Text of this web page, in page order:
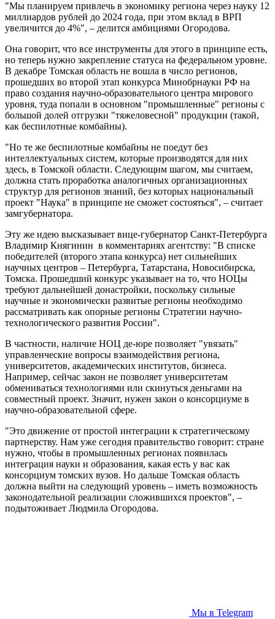
"Мы планируем привлечь в экономику региона через науку 12
миллиардов рублей до 2024 года, при этом вклад в ВРП
увеличится до 4%", – делится амбициями Огородова.
Она говорит, что все инструменты для этого в принципе есть,
но теперь нужно закрепление статуса на федеральном уровне.
В декабре Томская область не вошла в число регионов,
прошедших во второй этап конкурса Минобрнауки РФ на
право создания научно-образовательного центра мирового
уровня, туда попали в основном "промышленные" регионы с
большой долей отгрузки "тяжеловесной" продукции (такой,
как беспилотные комбайны).
"Но те же беспилотные комбайны не поедут без
интеллектуальных систем, которые производятся для них
здесь, в Томской области. Следующим шагом, мы считаем,
должна стать проработка аналогичных организационных
структур для регионов знаний, без которых национальный
проект "Наука" в принципе не сможет состояться", – считает
замгубернатора.
Эту же идею высказывает вице-губернатор Санкт-Петербурга
Владимир Княгинин в комментариях агентству: "В списке
победителей (второго этапа конкурса) нет сильнейших
научных центров – Петербурга, Татарстана, Новосибирска,
Томска. Прошедший конкурс указывает на то, что НОЦы
требуют дальнейшей донастройки, поскольку сильные
научные и экономически развитые регионы необходимо
рассматривать как опорные регионы Стратегии научно-
технологического развития России".
В частности, наличие НОЦ де-юре позволяет "увязать"
управленческие вопросы взаимодействия региона,
университетов, академических институтов, бизнеса.
Например, сейчас закон не позволяет университетам
обмениваться технологиями или скинуться деньгами на
совместный проект. Значит, нужен закон о консорциуме в
научно-образовательной сфере.
"Это движение от простой интеграции к стратегическому
партнерству. Нам уже сегодня правительство говорит: стране
нужно, чтобы в промышленных регионах появилась
интеграция науки и образования, какая есть у вас как
консорциум томских вузов. Но дальше Томская область
должна выйти на следующий уровень – иметь возможность
законодательной реализации сложившихся проектов", –
подытоживает Людмила Огородова.
Мы в Telegram